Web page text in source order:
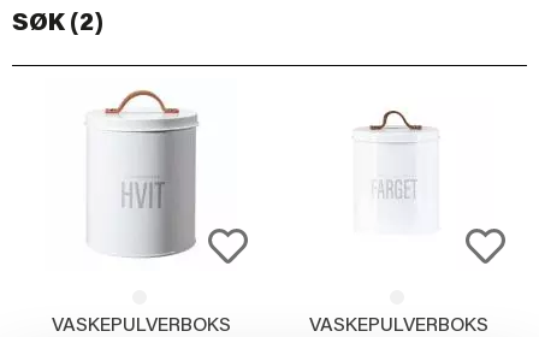
SØK (2)
VASKEPULVERBOKS
VASKEPULVERBOKS